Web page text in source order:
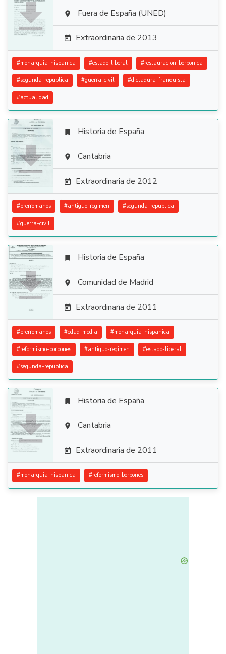
  Fuera de España (UNED)
 Extraordinaria de 2013
#monarquia-hispanica #estado-liberal #restauracion-borbonica
#segunda-republica #guerra-civil #dictadura-franquista
#actualidad

 Historia de España
 Cantabria
 Extraordinaria de 2012
#prerromanos #antiguo-regimen #segunda-republica
#guerra-civil

 Historia de España
 Comunidad de Madrid
 Extraordinaria de 2011
#prerromanos #edad-media #monarquia-hispanica
#reformismo-borbones #antiguo-regimen #estado-liberal
#segunda-republica

 Historia de España
 Cantabria
 Extraordinaria de 2011
#monarquia-hispanica #reformismo-borbones